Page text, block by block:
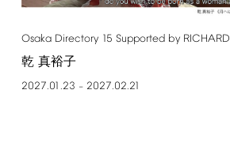
Osaka Directory 15 Supported by RICHARD
乾 真裕子
2027.01.23 – 2027.02.21